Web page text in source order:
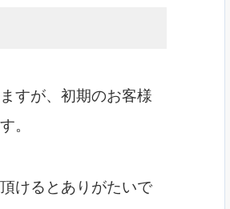
すが、初期のお客様
。
けるとありがたいで